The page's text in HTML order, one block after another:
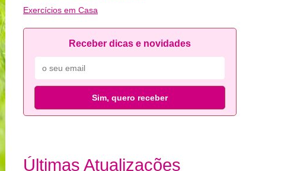
Exercícios em Casa
Receber dicas e novidades
Sim, quero receber
Últimas Atualizações